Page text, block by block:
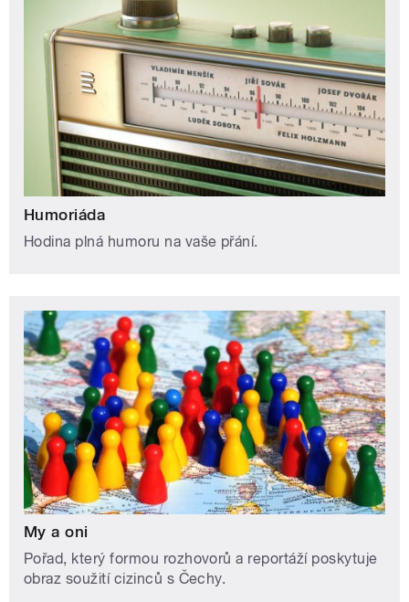
Humoriáda
Hodina plná humoru na vaše přání.
My a oni
Pořad, který formou rozhovorů a reportáží poskytuje
obraz soužití cizinců s Čechy.